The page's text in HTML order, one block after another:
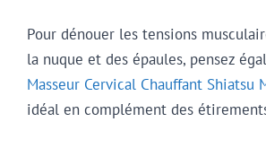
Pour dénouer les tensions
la nuque et des épaules, pensez
Masseur Cervical Chauffant Shiatsu
idéal en complément des